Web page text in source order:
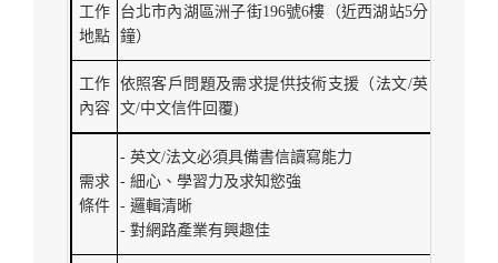
工作
地點
台北市內湖區洲子街196號6樓（近西湖站5分
鐘）
工作
內容
依照客戶問題及需求提供技術支援（法文/英
文/中文信件回覆)
需求
條件
- 英文/法文必須具備書信讀寫能力
- 細心、學習力及求知慾強
- 邏輯清晰
- 對網路產業有興趣佳